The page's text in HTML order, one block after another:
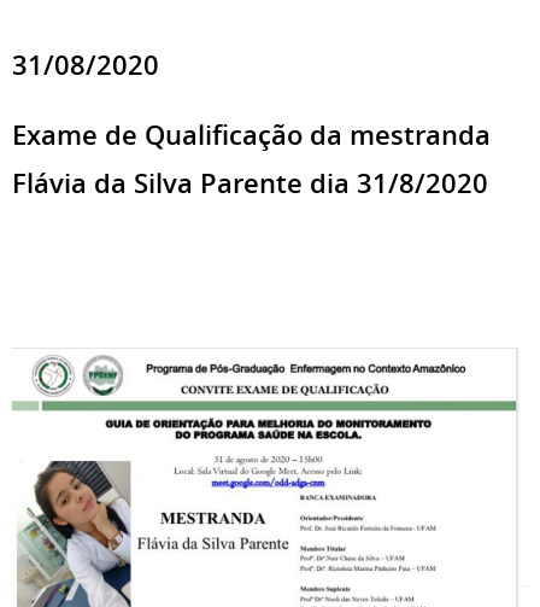
31/08/2020
Exame de Qualificação da mestranda
Flávia da Silva Parente dia 31/8/2020